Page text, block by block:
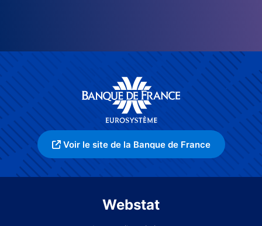
Voir le site de la Banque de France
Webstat